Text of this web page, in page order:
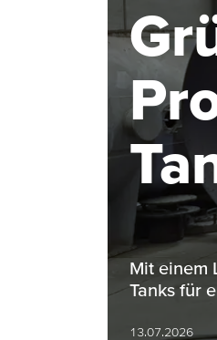
Mit einem
Tanks für
13.07.2026